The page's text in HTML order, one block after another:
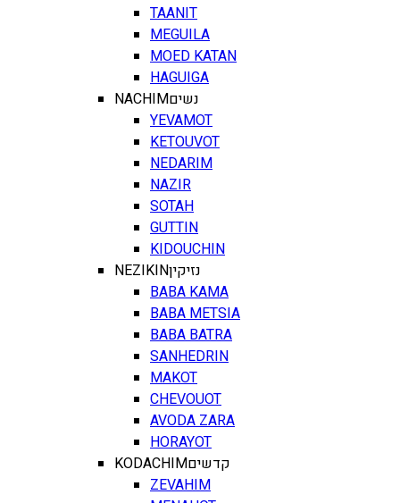
TAANIT
MEGUILA
MOED KATAN
HAGUIGA
NACHIMנשים
YEVAMOT
KETOUVOT
NEDARIM
NAZIR
SOTAH
GUTTIN
KIDOUCHIN
NEZIKINנזיקין
BABA KAMA
BABA METSIA
BABA BATRA
SANHEDRIN
MAKOT
CHEVOUOT
AVODA ZARA
HORAYOT
KODACHIMקדשים
ZEVAHIM